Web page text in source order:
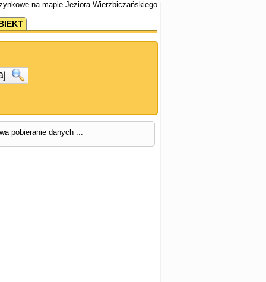
na mapie Jeziora Wierzbiczańskiego
pobieranie danych ...